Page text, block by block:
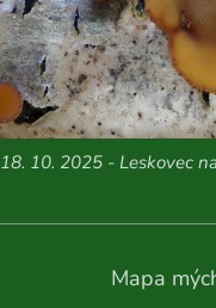
18. 10. 2025 - Leskovec
Mapa